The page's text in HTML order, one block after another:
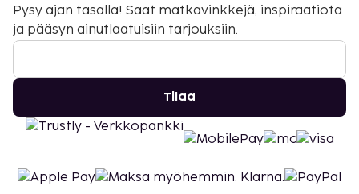
Pysy ajan tasalla! Saat matkavinkkejä, inspiraatiota
ja pääsyn ainutlaatuisiin tarjouksiin.
Tilaa